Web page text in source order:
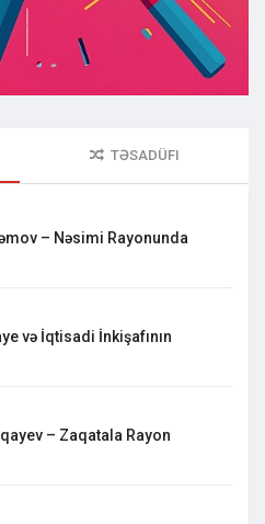
TƏSADÜFI
– Nəsimi Rayonunda
və İqtisadi İnkişafının
– Zaqatala Rayon